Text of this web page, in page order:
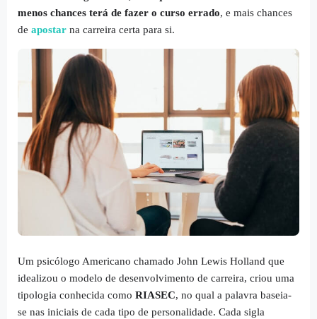
menos chances terá de fazer o curso errado, e mais chances
de apostar na carreira certa para si.
Um psicólogo Americano chamado John Lewis Holland que
idealizou o modelo de desenvolvimento de carreira, criou uma
tipologia conhecida como RIASEC, no qual a palavra baseia-
se nas iniciais de cada tipo de personalidade. Cada sigla